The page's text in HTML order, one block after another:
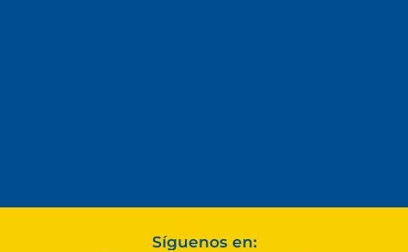
Síguenos en: